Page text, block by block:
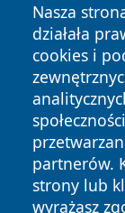
Nasza
działała
cookies i
partnerów.
strony lub
wyrażasz
Copyright ©
zastrzeżone.
News Autorzy